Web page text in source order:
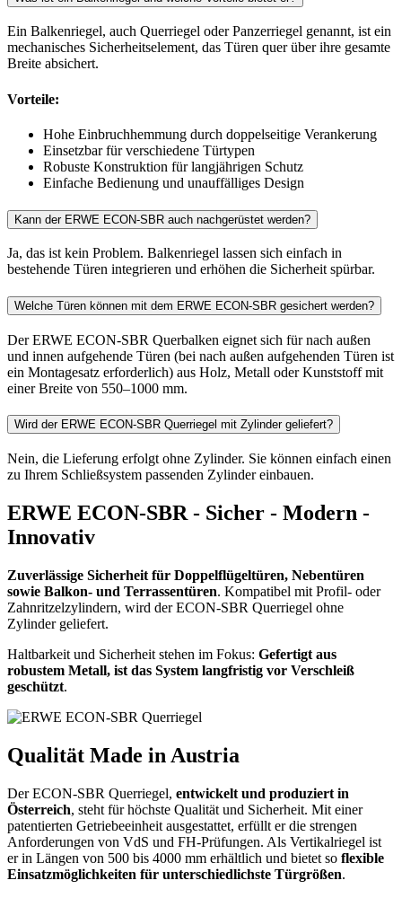
Ein Balkenriegel, auch Querriegel oder Panzerriegel genannt, ist ein
mechanisches Sicherheitselement, das Türen quer über ihre gesamte
Breite absichert.
Vorteile:
Hohe Einbruchhemmung durch doppelseitige Verankerung
Einsetzbar für verschiedene Türtypen
Robuste Konstruktion für langjährigen Schutz
Einfache Bedienung und unauffälliges Design
Kann der ERWE ECON-SBR auch nachgerüstet werden?
Ja, das ist kein Problem. Balkenriegel lassen sich einfach in
bestehende Türen integrieren und erhöhen die Sicherheit spürbar.
Welche Türen können mit dem ERWE ECON-SBR gesichert werden?
Der ERWE ECON-SBR Querbalken eignet sich für nach außen
und innen aufgehende Türen (bei nach außen aufgehenden Türen ist
ein Montagesatz erforderlich) aus Holz, Metall oder Kunststoff mit
einer Breite von 550–1000 mm.
Wird der ERWE ECON-SBR Querriegel mit Zylinder geliefert?
Nein, die Lieferung erfolgt ohne Zylinder. Sie können einfach einen
zu Ihrem Schließsystem passenden Zylinder einbauen.
ERWE ECON-SBR - Sicher - Modern -
Innovativ
Zuverlässige Sicherheit für Doppelflügeltüren, Nebentüren
sowie Balkon- und Terrassentüren. Kompatibel mit Profil- oder
Zahnritzelzylindern, wird der ECON-SBR Querriegel ohne
Zylinder geliefert.
Haltbarkeit und Sicherheit stehen im Fokus: Gefertigt aus
robustem Metall, ist das System langfristig vor Verschleiß
geschützt.
Qualität Made in Austria
Der ECON-SBR Querriegel, entwickelt und produziert in
Österreich, steht für höchste Qualität und Sicherheit. Mit einer
patentierten Getriebeeinheit ausgestattet, erfüllt er die strengen
Anforderungen von VdS und FH-Prüfungen. Als Vertikalriegel ist
er in Längen von 500 bis 4000 mm erhältlich und bietet so flexible
Einsatzmöglichkeiten für unterschiedlichste Türgrößen.